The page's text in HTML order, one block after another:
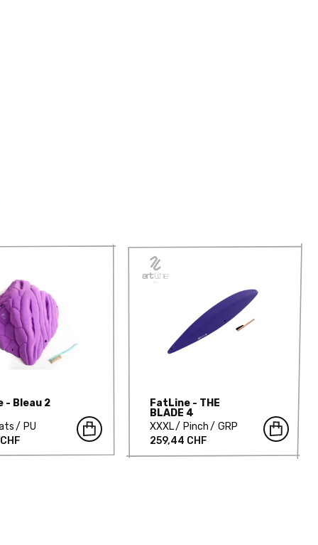
- Bleau 2
PU
FatLine - THE
BLADE 4
XXXL
Pinch
GRP
259,44 CHF